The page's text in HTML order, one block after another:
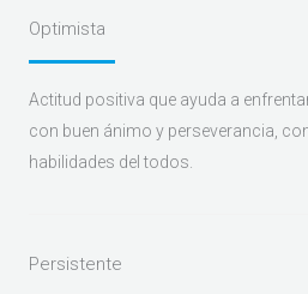
Optimista
Actitud positiva que ayuda a
con buen ánimo y perseverancia,
habilidades del todos.
Persistente